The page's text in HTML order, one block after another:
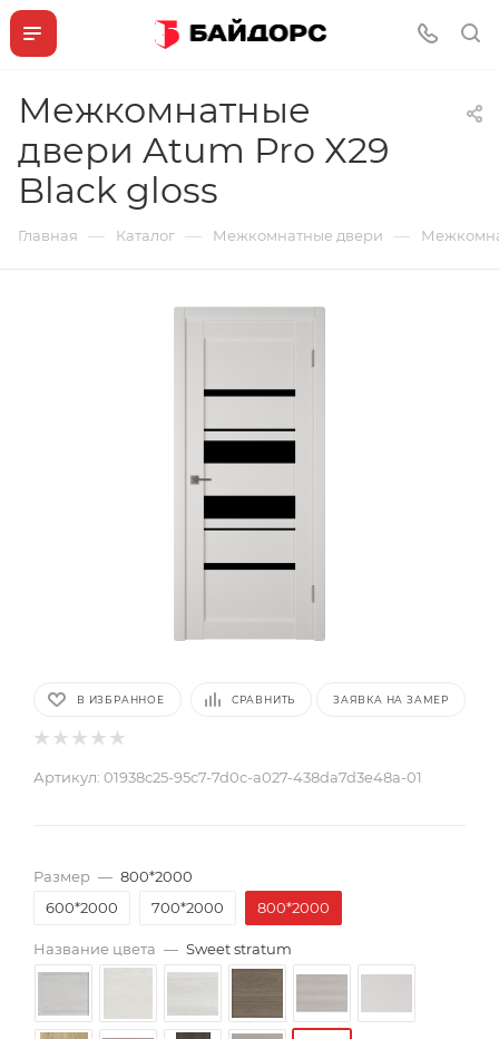
Межкомнатные
двери Atum Pro Х29
Black gloss
Главная — Каталог — Межкомнатные двери —
В ИЗБРАННОЕ СРАВНИТЬ ЗАЯВКА НА ЗАМЕР
Артикул: 01938c25-95c7-7d0c-a027-438da7d3e48a-01
Размер — 800*2000
600*2000
700*2000 800*2000
Название цвета — Sweet stratum